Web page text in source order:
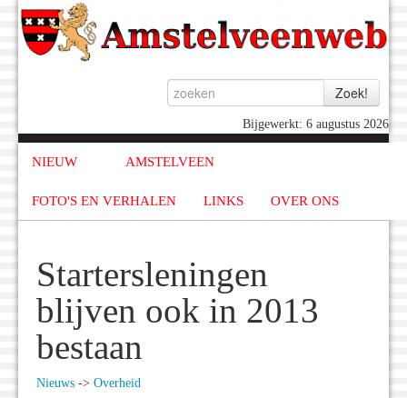
Bijgewerkt: 6 augustus 2026
NIEUW AMSTELVEEN
FOTO'S EN VERHALEN LINKS OVER ONS
Startersleningen
blijven ook in 2013
bestaan
Nieuws -> Overheid